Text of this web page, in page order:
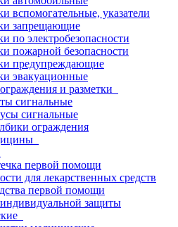
вспомогательные, указатели
запрещающие
по электробезопасности
пожарной безопасности
предупреждающие
эвакуационные
и разметки
сигнальные
сигнальные
ограждения
первой помощи
для лекарственных средств
первой помощи
защиты